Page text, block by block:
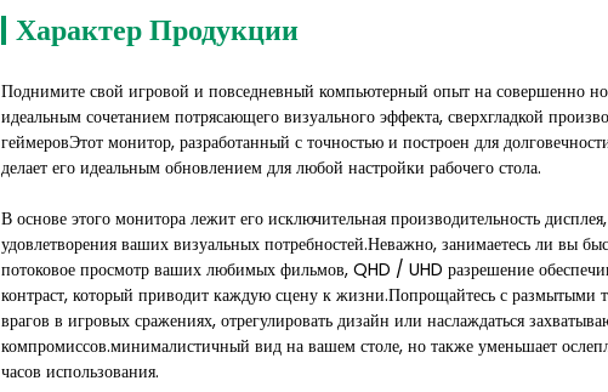
Характер Продукции
Поднимите свой игровой и повседневный компьютерный опыт на
идеальным сочетанием потрясающего визуального эффекта, сверхгладкой
геймеровЭтот монитор, разработанный с точностью и построен для
делает его идеальным обновлением для любой настройки рабочего стола.
В основе этого монитора лежит его исключительная производительность
удовлетворения ваших визуальных потребностей.Неважно, занимаетесь ли вы
потоковое просмотр ваших любимых фильмов, QHD / UHD разрешение
контраст, который приводит каждую сцену к жизни.Попрощайтесь с
врагов в игровых сражениях, отрегулировать дизайн или наслаждаться
компромиссов.минималистичный вид на вашем столе, но также уменьшает
часов использования.